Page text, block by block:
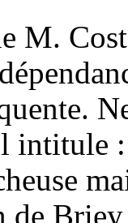
M.
intitule
de